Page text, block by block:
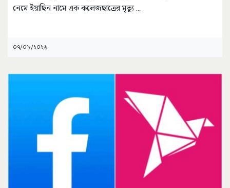
নেমে ইয়াছিন নামে এক কলেজছাত্রের মৃত্যু...
০৭/০৮/২০২৬